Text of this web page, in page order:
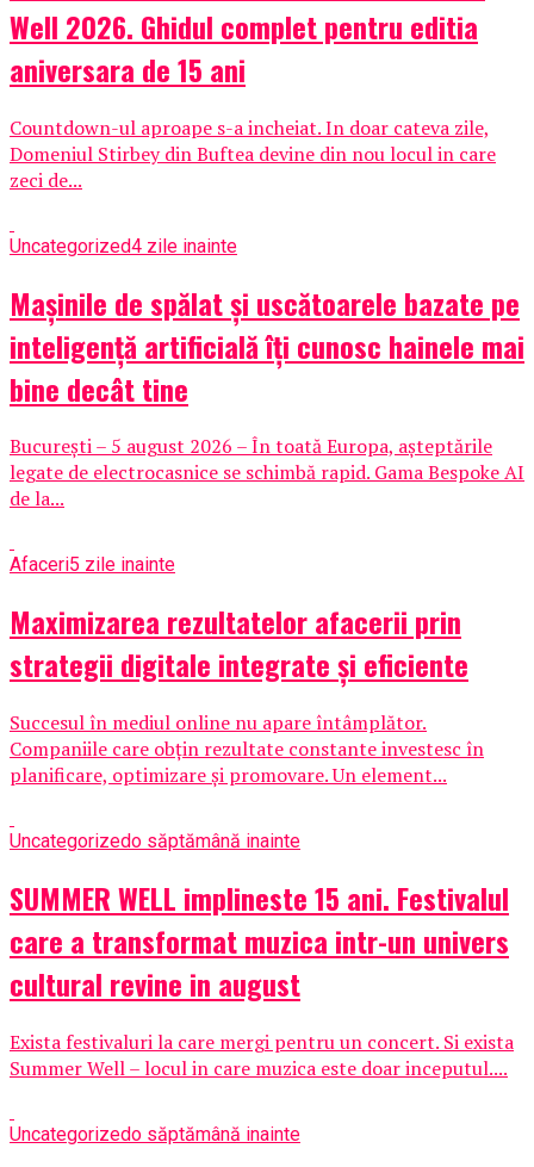
Well 2026. Ghidul complet pentru editia
aniversara de 15 ani
Countdown-ul aproape s-a incheiat. In doar cateva zile,
Domeniul Stirbey din Buftea devine din nou locul in care
zeci de...
Uncategorized4 zile inainte
Mașinile de spălat și uscătoarele bazate pe
inteligență artificială îți cunosc hainele mai
bine decât tine
București – 5 august 2026 – În toată Europa, așteptările
legate de electrocasnice se schimbă rapid. Gama Bespoke AI
de la...
Afaceri5 zile inainte
Maximizarea rezultatelor afacerii prin
strategii digitale integrate și eficiente
Succesul în mediul online nu apare întâmplător.
Companiile care obțin rezultate constante investesc în
planificare, optimizare și promovare. Un element...
Uncategorizedo săptămână inainte
SUMMER WELL implineste 15 ani. Festivalul
care a transformat muzica intr-un univers
cultural revine in august
Exista festivaluri la care mergi pentru un concert. Si exista
Summer Well – locul in care muzica este doar inceputul....
Uncategorizedo săptămână inainte